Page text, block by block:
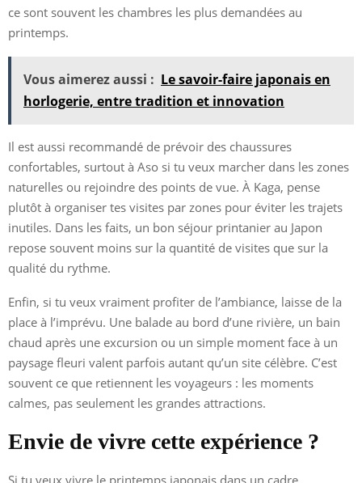
ce sont souvent les chambres les plus demandées au
printemps.
Vous aimerez aussi : Le savoir-faire japonais en
horlogerie, entre tradition et innovation
Il est aussi recommandé de prévoir des chaussures
confortables, surtout à Aso si tu veux marcher dans les zones
naturelles ou rejoindre des points de vue. À Kaga, pense
plutôt à organiser tes visites par zones pour éviter les trajets
inutiles. Dans les faits, un bon séjour printanier au Japon
repose souvent moins sur la quantité de visites que sur la
qualité du rythme.
Enfin, si tu veux vraiment profiter de l’ambiance, laisse de la
place à l’imprévu. Une balade au bord d’une rivière, un bain
chaud après une excursion ou un simple moment face à un
paysage fleuri valent parfois autant qu’un site célèbre. C’est
souvent ce que retiennent les voyageurs : les moments
calmes, pas seulement les grandes attractions.
Envie de vivre cette expérience ?
Si tu veux vivre le printemps japonais dans un cadre